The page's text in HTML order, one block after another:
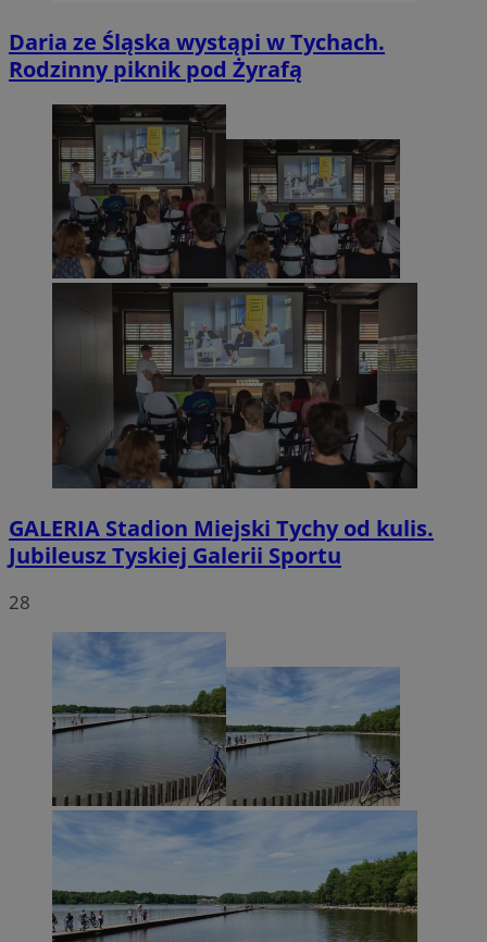
Daria ze Śląska wystąpi w Tychach.
Rodzinny piknik pod Żyrafą
GALERIA Stadion Miejski Tychy od kulis.
Jubileusz Tyskiej Galerii Sportu
28